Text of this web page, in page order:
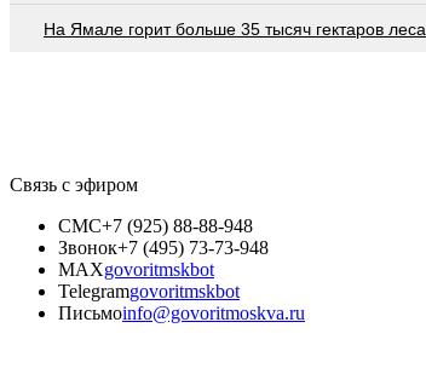
На Ямале горит больше 35 тысяч гектаров леса
Связь с эфиром
СМС+7 (925) 88-88-948
Звонок+7 (495) 73-73-948
MAXgovoritmskbot
Telegramgovoritmskbot
Письмоinfo@govoritmoskva.ru